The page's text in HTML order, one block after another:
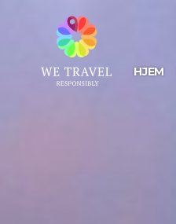
hovedindhold
HJEM